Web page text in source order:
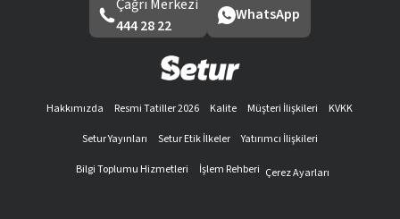
Çağrı Merkezi
444 28 22
WhatsApp
Hakkımızda Resmi Tatiller 2026 Kalite Müşteri İlişkileri
KVKK
Setur Yayınları
Setur Etik İlkeler
Yatırımcı İlişkileri
Bilgi Toplumu Hizmetleri
İşlem Rehberi Çerez Ayarları